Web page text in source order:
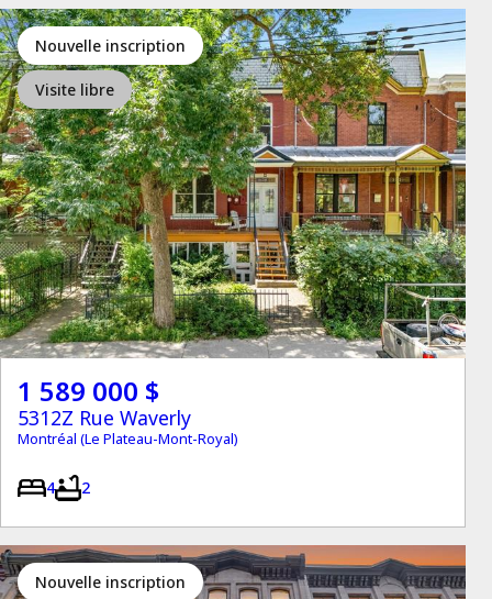
Nouvelle inscription
Visite libre
1 589 000 $
5312Z Rue Waverly
Montréal (Le Plateau-Mont-Royal)
4 2
Nouvelle inscription